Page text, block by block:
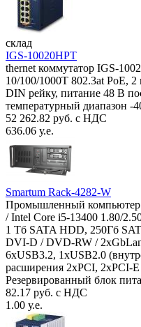
склад
IGS-10020HPT
thernet коммутатор IGS-
10/100/1000T 802.3at PoE,
DIN рейку, питание 48 В
температурный диапазон -
52 262.82 руб. с НДС
636.06 у.е.
Smartum Rack-4282-W
Промышленный компьютер
/ Intel Core i5-13400 1.80/
1 Тб SATA HDD, 250Гб
DVI-D / DVD-RW /
6xUSB3.2, 1xUSB2.0
расширения 2xPCI, 2xPCI-
Резервированный блок
82.17 руб. с НДС
1.00 у.е.